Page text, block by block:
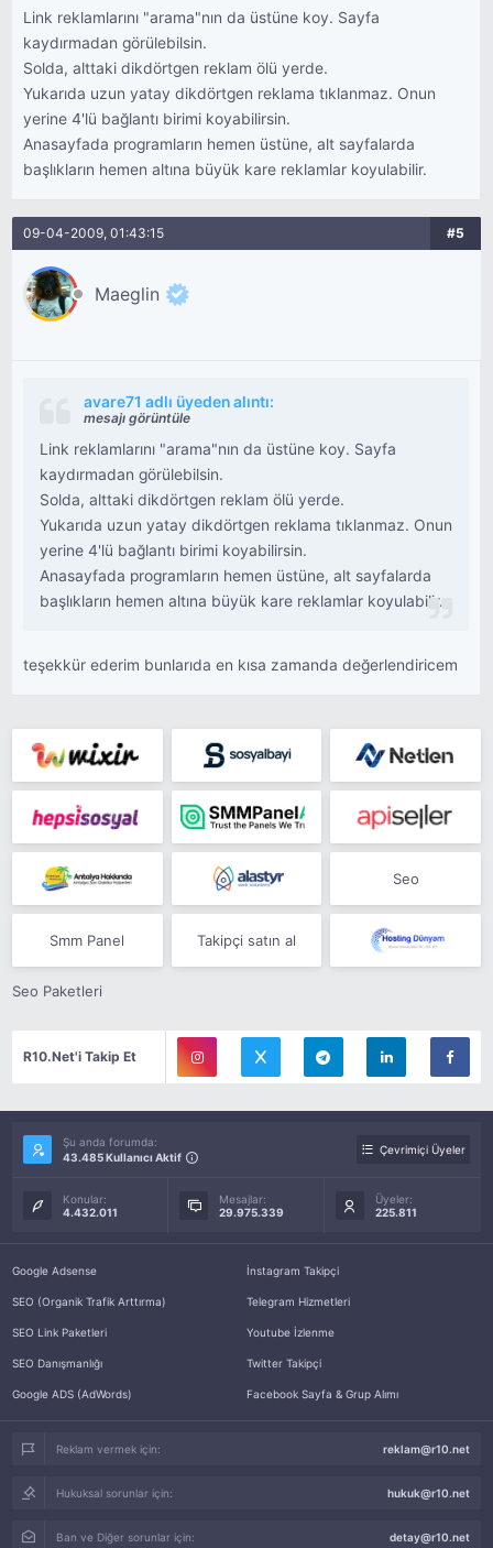
Link reklamlarını "arama"nın da üstüne koy. Sayfa
kaydırmadan görülebilsin.
Solda, alttaki dikdörtgen reklam ölü yerde.
Yukarıda uzun yatay dikdörtgen reklama tıklanmaz. Onun
yerine 4'lü bağlantı birimi koyabilirsin.
Anasayfada programların hemen üstüne, alt sayfalarda
başlıkların hemen altına büyük kare reklamlar koyulabilir.
09-04-2009, 01:43:15 #5
Maeglin
avare71 adlı üyeden alıntı:
mesajı görüntüle
Link reklamlarını "arama"nın da üstüne koy. Sayfa
kaydırmadan görülebilsin.
Solda, alttaki dikdörtgen reklam ölü yerde.
Yukarıda uzun yatay dikdörtgen reklama tıklanmaz. Onun
yerine 4'lü bağlantı birimi koyabilirsin.
Anasayfada programların hemen üstüne, alt sayfalarda
başlıkların hemen altına büyük kare reklamlar koyulabilir.
teşekkür ederim bunlarıda en kısa zamanda değerlendiricem
Seo
Smm Panel Takipçi satın al
Seo Paketleri
R10.Net'i Takip Et
Şu anda forumda:
43.485 Kullanıcı Aktif
Çevrimiçi Üyeler
Konular:
4.432.011
Mesajlar:
29.975.339
Üyeler:
225.811
Google Adsense
SEO (Organik Trafik Arttırma)
SEO Link Paketleri
SEO Danışmanlığı
Google ADS (AdWords)
İnstagram Takipçi
Telegram Hizmetleri
Youtube İzlenme
Twitter Takipçi
Facebook Sayfa & Grup Alımı
Reklam vermek için: reklam@r10.net
Hukuksal sorunlar için: hukuk@r10.net
Ban ve Diğer sorunlar için: detay@r10.net